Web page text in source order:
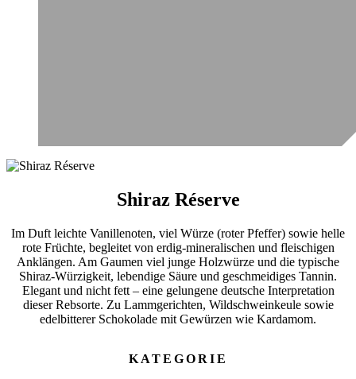
Shiraz Réserve
Im Duft leichte Vanillenoten, viel Würze (roter Pfeffer) sowie helle
rote Früchte, begleitet von erdig-mineralischen und fleischigen
Anklängen. Am Gaumen viel junge Holzwürze und die typische
Shiraz-Würzigkeit, lebendige Säure und geschmeidiges Tannin.
Elegant und nicht fett – eine gelungene deutsche Interpretation
dieser Rebsorte. Zu Lammgerichten, Wildschweinkeule sowie
edelbitterer Schokolade mit Gewürzen wie Kardamom.
KATEGORIE